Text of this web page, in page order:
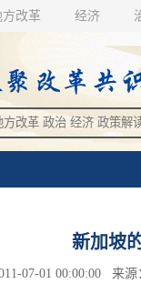
方改革 经济
新加坡
07-01 00:00:00 来源